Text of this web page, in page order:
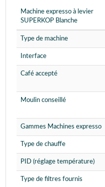
Machine expresso à levier
SUPERKOP Blanche
Type de machine
Interface
Café accepté
Moulin conseillé
Gammes Machines expresso
Type de chauffe
PID (réglage température)
Type de filtres fournis